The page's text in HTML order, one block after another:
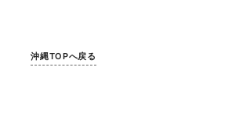
沖縄TOPへ戻る